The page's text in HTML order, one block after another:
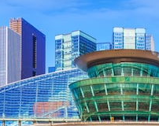
制作を導くためのプラ
イター、企業、代理
万人以上が利用して
製品
Spaces
AI アシ
AI 画像
AI 動画
AI 音声